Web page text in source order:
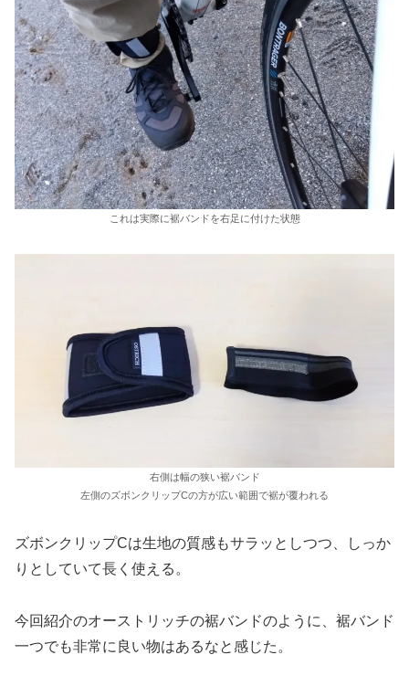
これは実際に裾バンドを右足に付けた状態
右側は幅の狭い裾バンド
左側のズボンクリップCの方が広い範囲で裾が覆われる
ズボンクリップCは生地の質感もサラッとしつつ、しっか
りとしていて長く使える。
今回紹介のオーストリッチの裾バンドのように、裾バンド
一つでも非常に良い物はあるなと感じた。